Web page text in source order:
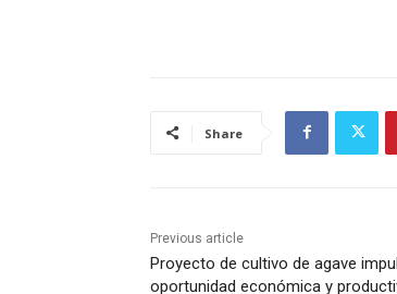
Share
Previous article
Proyecto de cultivo de agave
oportunidad económica y